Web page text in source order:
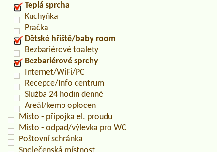
Teplá sprcha
Kuchyňka
Pračka
Dětské hřiště/baby room
Bezbariérové toalety
Bezbariérové sprchy
Internet/WiFi/PC
Recepce/Info centrum
Služba 24 hodin denně
Areál/kemp oplocen
Místo - přípojka el. proudu
Místo - odpad/výlevka pro WC
Poštovní schránka
Společenská místnost